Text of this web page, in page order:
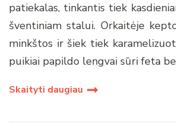
patiekalas, tinkantis tiek
šventiniam stalui. Orkaitėje
minkštos ir šiek tiek
puikiai papildo lengvai sūri feta
Skaityti daugiau